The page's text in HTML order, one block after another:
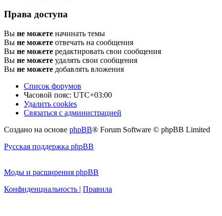
Права доступа
Вы не можете начинать темы
Вы не можете отвечать на сообщения
Вы не можете редактировать свои сообщения
Вы не можете удалять свои сообщения
Вы не можете добавлять вложения
Список форумов
Часовой пояс: UTC+03:00
Удалить cookies
Связаться с администрацией
Создано на основе phpBB® Forum Software © phpBB Limited
Русская поддержка phpBB
Моды и расширения phpBB
Конфиденциальность | Правила